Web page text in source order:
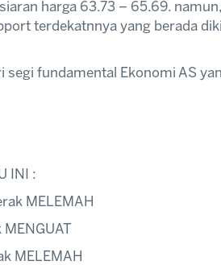
harga 63.73 – 65.69.
terdekatnnya yang berada
segi fundamental Ekonomi AS
INI :
MELEMAH
MELEMAH